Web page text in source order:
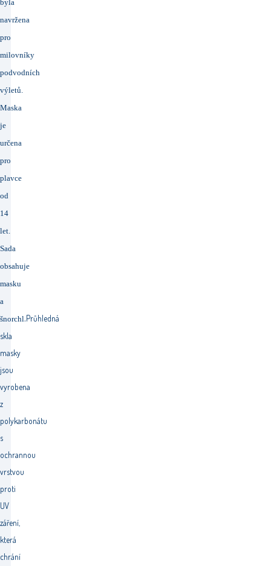
byla
navržena
pro
milovníky
podvodních
výletů.
Maska
je
určena
pro
plavce
od
14
let.
Sada
obsahuje
masku
a
šnorchl.Průhledná
skla
masky
jsou
vyrobena
z
polykarbonátu
s
ochrannou
vrstvou
proti
UV
záření,
která
chrání